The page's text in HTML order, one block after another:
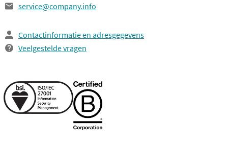
service@company.info
Contactinformatie en adresgegevens
Veelgestelde vragen